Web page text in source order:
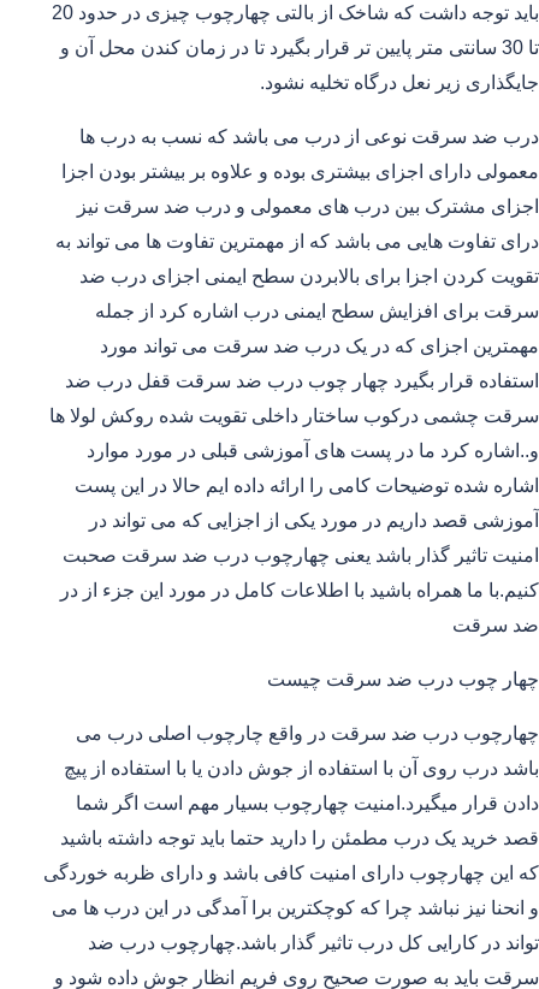
باید توجه داشت که شاخک از بالتی چهارچوب چیزی در حدود 20
تا 30 سانتی متر پایین تر قرار بگیرد تا در زمان کندن محل آن و
جایگذاری زیر نعل درگاه تخلیه نشود.
درب ضد سرقت نوعی از درب می باشد که نسب به درب ها
معمولی دارای اجزای بیشتری بوده و علاوه بر بیشتر بودن اجزا
اجزای مشترک بین درب های معمولی و درب ضد سرقت نیز
درای تفاوت هایی می باشد که از مهمترین تفاوت ها می تواند به
تقویت کردن اجزا برای بالابردن سطح ایمنی اجزای درب ضد
سرقت برای افزایش سطح ایمنی درب اشاره کرد از جمله
مهمترین اجزای که در یک درب ضد سرقت می تواند مورد
استفاده قرار بگیرد چهار چوب درب ضد سرقت قفل درب ضد
سرقت چشمی درکوب ساختار داخلی تقویت شده روکش لولا ها
و..اشاره کرد ما در پست های آموزشی قبلی در مورد موارد
اشاره شده توضیحات کامی را ارائه داده ایم حالا در این پست
آموزشی قصد داریم در مورد یکی از اجزایی که می تواند در
امنیت تاثیر گذار باشد یعنی چهارچوب درب ضد سرقت صحبت
کنیم.با ما همراه باشید با اطلاعات کامل در مورد این جزء از در
ضد سرقت
چهار چوب درب ضد سرقت چیست
چهارچوب درب ضد سرقت در واقع چارچوب اصلی درب می
باشد درب روی آن با استفاده از جوش دادن یا با استفاده از پیچ
دادن قرار میگیرد.امنیت چهارچوب بسیار مهم است اگر شما
قصد خرید یک درب مطمئن را دارید حتما باید توجه داشته باشید
که این چهارچوب دارای امنیت کافی باشد و دارای ظربه خوردگی
و انحنا نیز نباشد چرا که کوچکترین برا آمدگی در این درب ها می
تواند در کارایی کل درب تاثیر گذار باشد.چهارچوب درب ضد
سرقت باید به صورت صحیح روی فریم انظار جوش داده شود و